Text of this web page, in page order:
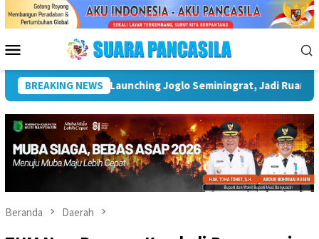
Menu
Mobile
BREAKING NEWS
Tosan Aji dan Budaya Nusantara Wakil Wali Kota
Beranda Daerah